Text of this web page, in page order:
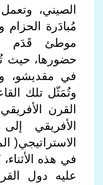
الصيني،
مُبادَرة
موطئ قَدَم
حضورها، حيث
في مقديشو،
وتُمَثّل تلك
القرن
الأفريقي
الاستراتيجي(
في هذه
عليه دول